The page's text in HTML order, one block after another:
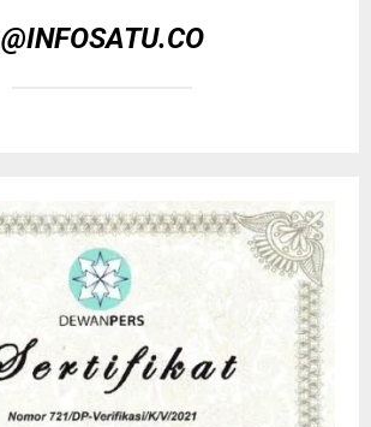
@INFOSATU.CO